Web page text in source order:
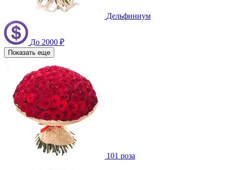
Дельфиниум
До 2000 ₽
Показать еще
101 роза